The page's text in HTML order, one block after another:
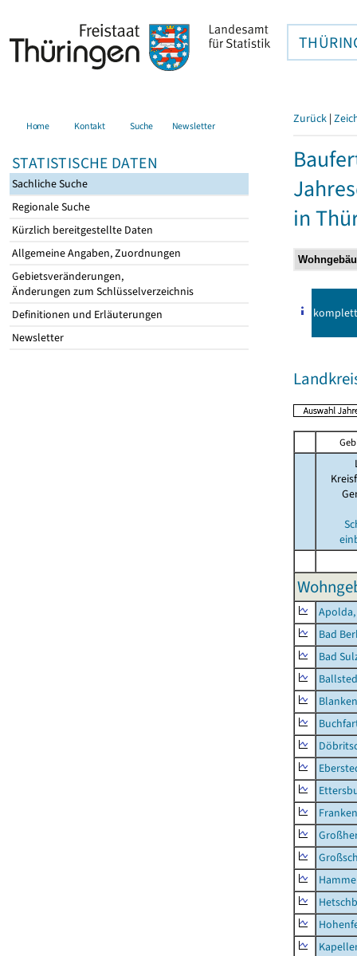
Home Kontakt Suche Newsletter
STATISTISCHE DATEN
Sachliche Suche
Regionale Suche
Kürzlich bereitgestellte Daten
Allgemeine Angaben, Zuordnungen
Gebietsveränderungen,
Änderungen zum Schlüsselverzeichnis
Definitionen und Erläuterungen
Newsletter
Zurück |
in
komplett
Bad
Bad